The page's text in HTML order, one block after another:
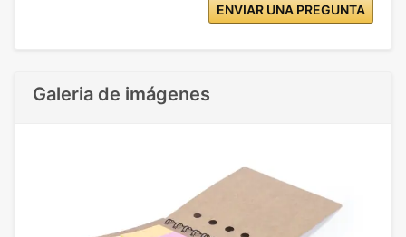
ENVIAR UNA PREGUNTA
Galeria de imágenes